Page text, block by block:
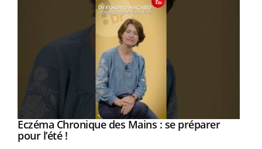
Youtube
Eczéma Chronique des Mains : se préparer
pour l’été !Youtube